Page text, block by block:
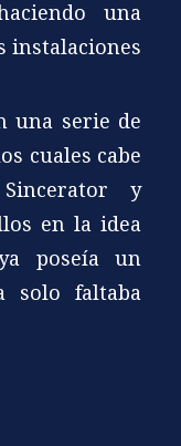
una
instalaciones
una serie de
cuales cabe
y
en la idea
poseía un
solo faltaba